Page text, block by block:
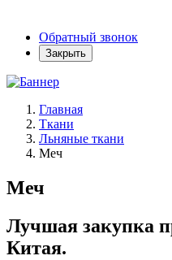
Обратный звонок
Закрыть
Главная
Ткани
Льняные ткани
Меч
Меч
Лучшая закупка
Китая.